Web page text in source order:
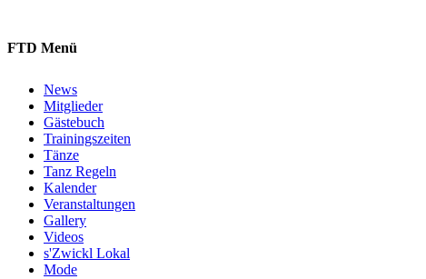
FTD Menü
News
Mitglieder
Gästebuch
Trainingszeiten
Tänze
Tanz Regeln
Kalender
Veranstaltungen
Gallery
Videos
s'Zwickl Lokal
Mode